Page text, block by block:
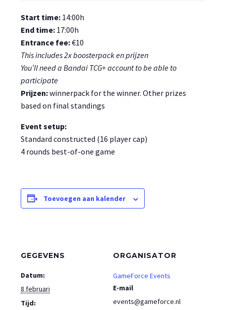
Start time: 14:00h
End time: 17:00h
Entrance fee:€10
This includes 2x boosterpack en prijzen
You’ll need a Bandai TCG+ account to be able to
participate
Prijzen:winnerpack for the winner. Other prizes
based on final standings
Event setup:
Standard constructed (16 player cap)
4 rounds best-of-one game
Toevoegen aan kalender
GEGEVENS
Datum:
8 februari
Tijd:
ORGANISATOR
GameForce Events
E-mail
events@gameforce.nl